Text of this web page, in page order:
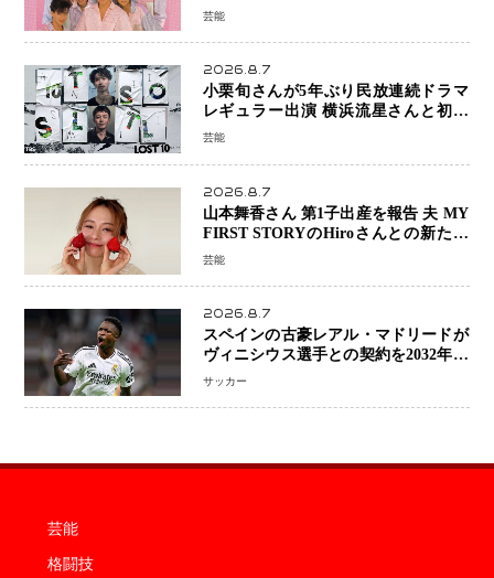
へ 40周年へ向け1年間で全作品を順次
芸能
2026.8.7
小栗旬さんが5年ぶり民放連続ドラマ
レギュラー出演 横浜流星さんと初共
演『LOST10』で異色バディ結成
芸能
2026.8.7
山本舞香さん 第1子出産を報告 夫 MY
FIRST STORYのHiroさんとの新たな
家族生活「母子ともに健康」
芸能
2026.8.7
スペインの古豪レアル・マドリードが
ヴィニシウス選手との契約を2032年ま
で延長 長期交渉が決着 年俸は約43億
サッカー
芸能
格闘技